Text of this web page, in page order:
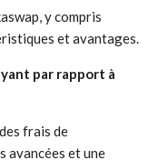
y compris
et avantages.
par rapport à
frais de
avancées et une